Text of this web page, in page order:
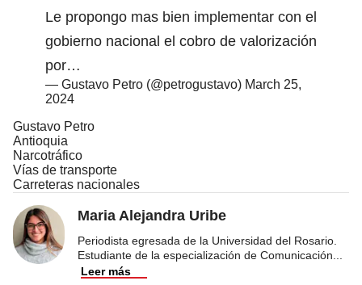
Le propongo mas bien implementar con el
gobierno nacional el cobro de valorización
por…
— Gustavo Petro (@petrogustavo) March 25,
2024
Gustavo Petro
Antioquia
Narcotráfico
Vías de transporte
Carreteras nacionales
Maria Alejandra Uribe
Periodista egresada de la Universidad del Rosario.
Estudiante de la especialización de Comunicación
Leer más